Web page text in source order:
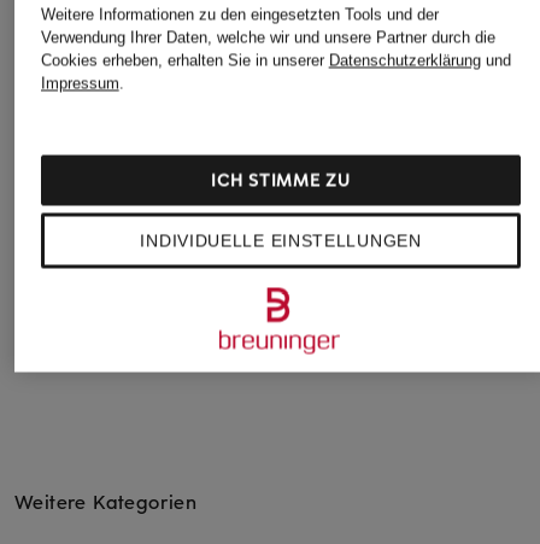
JACQUEMUS
GADJO
130 €
390 €
Weitere Kategorien
Weitere Informationen zu den eingesetzten Tools und der
Verwendung Ihrer Daten, welche wir und unsere Partner durch die
Cookies erheben, erhalten Sie in unserer Datenschutzerklärungund
Impressum.
INDIVIDUELLE EINSTELLUNGEN
ICH STIMME ZU